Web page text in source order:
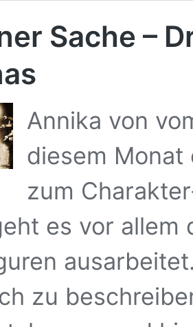
Sache –
Annika von
diesem Monat
zum
es vor allem
zu